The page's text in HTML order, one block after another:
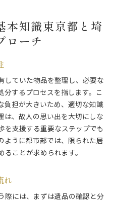
品整理の心構えと準備
っておくべきこと
のサポート活用法
品整理の心構え
ションの重要性
レスケアの方法
ズに遺品整理を進める方法
トと選び方
ビス内容
な活用法
者の見極め方
本知識東京都と埼
ローチ
していた物品を整理し、必要な
するプロセスを指します。こ
負担が大きいため、適切な知識
は、故人の思い出を大切にしな
を支援する重要なステップでも
ように都市部では、限られた居
ことが求められます。
れ
際には、まずは遺品の確認と分